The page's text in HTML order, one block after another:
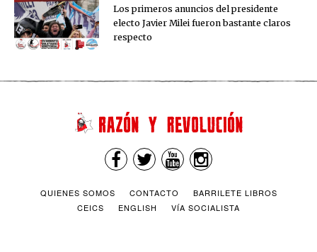
Los primeros anuncios del presidente
electo Javier Milei fueron bastante claros
respecto
QUIENES SOMOS CONTACTO
BARRILETE LIBROS
CEICS
ENGLISH VÍA SOCIALISTA